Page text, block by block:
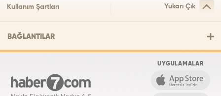
Kullanım Şartları Yukarı Çık
BAĞLANTILAR
UYGULAMALAR